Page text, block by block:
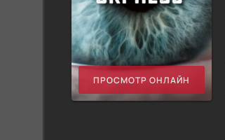
ПРОСМОТР ОНЛАЙН